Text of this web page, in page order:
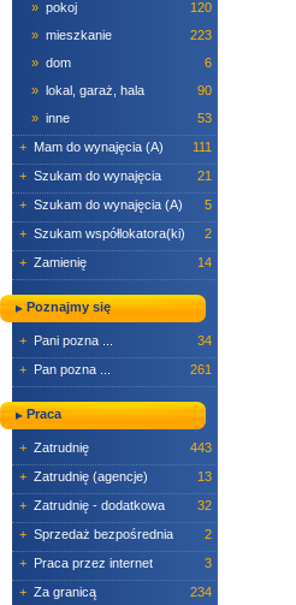
» pokoj
120
» mieszkanie
223
» dom
6
» lokal, garaż, hala
90
» inne
53
+ Mam do wynajęcia (A)
111
+ Szukam do wynajęcia
21
+ Szukam do wynajęcia (A)
5
+ Szukam współlokatora(ki)
2
+ Zamienię 14
Poznajmy się
+ Pani pozna ...
34
+ Pan pozna ... 261
Praca
+ Zatrudnię
443
+ Zatrudnię (agencje)
13
+ Zatrudnię - dodatkowa
32
+ Sprzedaż bezpośrednia
2
+ Praca przez internet
3
+ Za granicą
234